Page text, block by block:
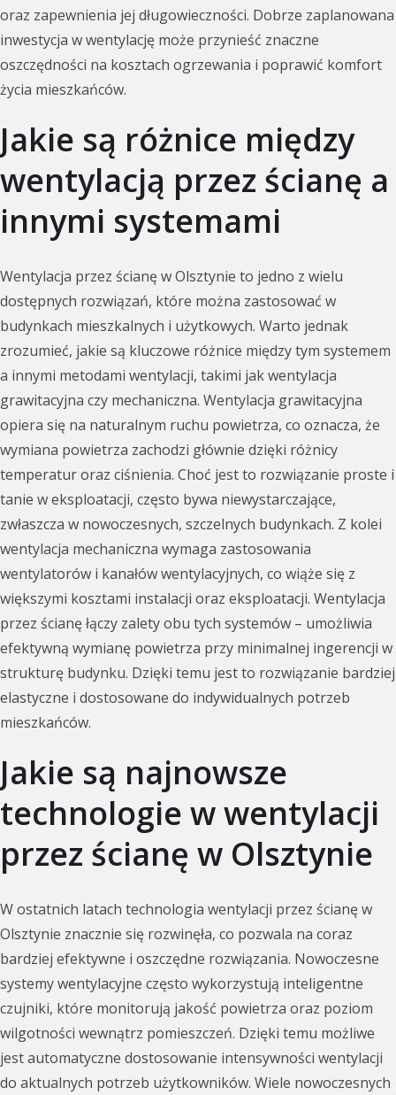
oraz zapewnienia jej długowieczności. Dobrze zaplanowana
inwestycja w wentylację może przynieść znaczne
oszczędności na kosztach ogrzewania i poprawić komfort
życia mieszkańców.
Jakie są różnice między
wentylacją przez ścianę a
innymi systemami
Wentylacja przez ścianę w Olsztynie to jedno z wielu
dostępnych rozwiązań, które można zastosować w
budynkach mieszkalnych i użytkowych. Warto jednak
zrozumieć, jakie są kluczowe różnice między tym systemem
a innymi metodami wentylacji, takimi jak wentylacja
grawitacyjna czy mechaniczna. Wentylacja grawitacyjna
opiera się na naturalnym ruchu powietrza, co oznacza, że
wymiana powietrza zachodzi głównie dzięki różnicy
temperatur oraz ciśnienia. Choć jest to rozwiązanie proste i
tanie w eksploatacji, często bywa niewystarczające,
zwłaszcza w nowoczesnych, szczelnych budynkach. Z kolei
wentylacja mechaniczna wymaga zastosowania
wentylatorów i kanałów wentylacyjnych, co wiąże się z
większymi kosztami instalacji oraz eksploatacji. Wentylacja
przez ścianę łączy zalety obu tych systemów – umożliwia
efektywną wymianę powietrza przy minimalnej ingerencji w
strukturę budynku. Dzięki temu jest to rozwiązanie bardziej
elastyczne i dostosowane do indywidualnych potrzeb
mieszkańców.
Jakie są najnowsze
technologie w wentylacji
przez ścianę w Olsztynie
W ostatnich latach technologia wentylacji przez ścianę w
Olsztynie znacznie się rozwinęła, co pozwala na coraz
bardziej efektywne i oszczędne rozwiązania. Nowoczesne
systemy wentylacyjne często wykorzystują inteligentne
czujniki, które monitorują jakość powietrza oraz poziom
wilgotności wewnątrz pomieszczeń. Dzięki temu możliwe
jest automatyczne dostosowanie intensywności wentylacji
do aktualnych potrzeb użytkowników. Wiele nowoczesnych